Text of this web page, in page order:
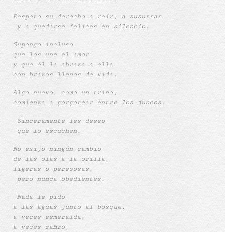
Respeto su derecho a reír, a susurrar
y a quedarse felices en silencio.
Supongo incluso
que los une el amor
y que él la abraza a ella
con brazos llenos de vida.
Algo nuevo, como un trino,
comienza a gorgotear entre los juncos.
Sinceramente les deseo
que lo escuchen.
No exijo ningún cambio
de las olas a la orilla,
ligeras o perezosas,
pero nunca obedientes.
Nada le pido
a las aguas junto al bosque,
a veces esmeralda,
a veces zafiro,